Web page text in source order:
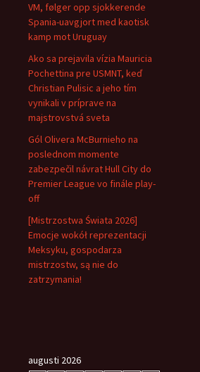
VM, følger opp sjokkerende
Spania-uavgjort med kaotisk
kamp mot Uruguay
Ako sa prejavila vízia Mauricia
Pochettina pre USMNT, keď
Christian Pulisic a jeho tím
vynikali v príprave na
majstrovstvá sveta
Gól Olivera McBurnieho na
poslednom momente
zabezpečil návrat Hull City do
Premier League vo finále play-
off
[Mistrzostwa Świata 2026]
Emocje wokół reprezentacji
Meksyku, gospodarza
mistrzostw, są nie do
zatrzymania!
augusti 2026